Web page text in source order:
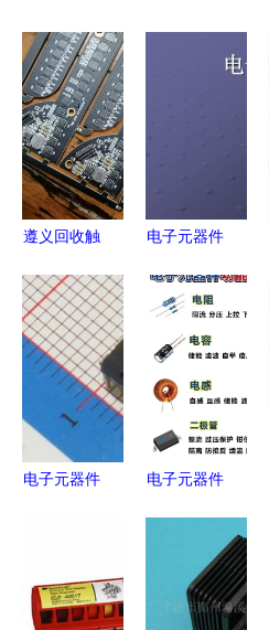
遵义回收触
收工厂电子
料库存遵义
回收ic电子
元器件
电子元器件
ppt_word
文档在线阅
读与下载_
免费文档
电子元器件
电子元器件
术的核心基
石